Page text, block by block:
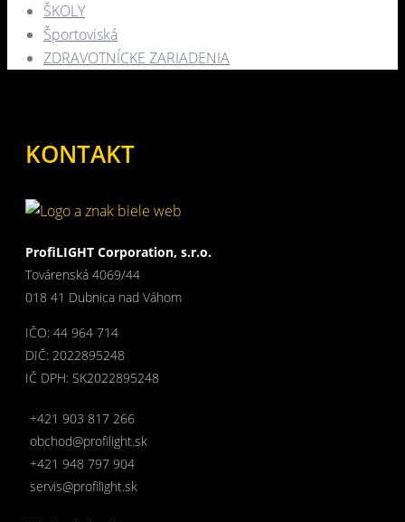
ŠKOLY
Športoviská
ZDRAVOTNÍCKE ZARIADENIA​
KONTAKT
ProfiLIGHT Corporation, s.r.o.
Továrenská 4069/44
018 41 Dubnica nad Váhom
IČO: 44 964 714
DIČ: 2022895248
IČ DPH: SK2022895248
+421 903 817 266
obchod@profilight.sk
+421 948 797 904
servis@profilight.sk